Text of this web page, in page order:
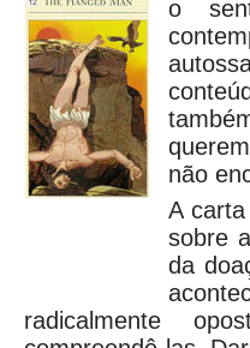
o
não
A carta
sobre
da
radicalmente